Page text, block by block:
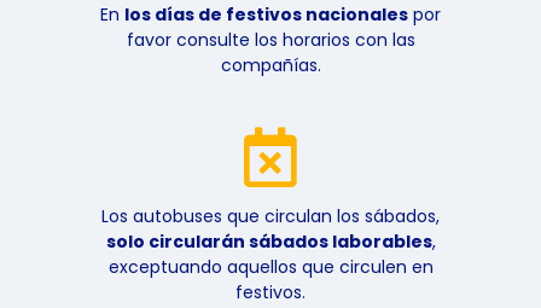
En los días de festivos nacionales por
favor consulte los horarios con las
compañías.
Los autobuses que circulan los sábados,
solo circularán sábados laborables,
exceptuando aquellos que circulen en
festivos.